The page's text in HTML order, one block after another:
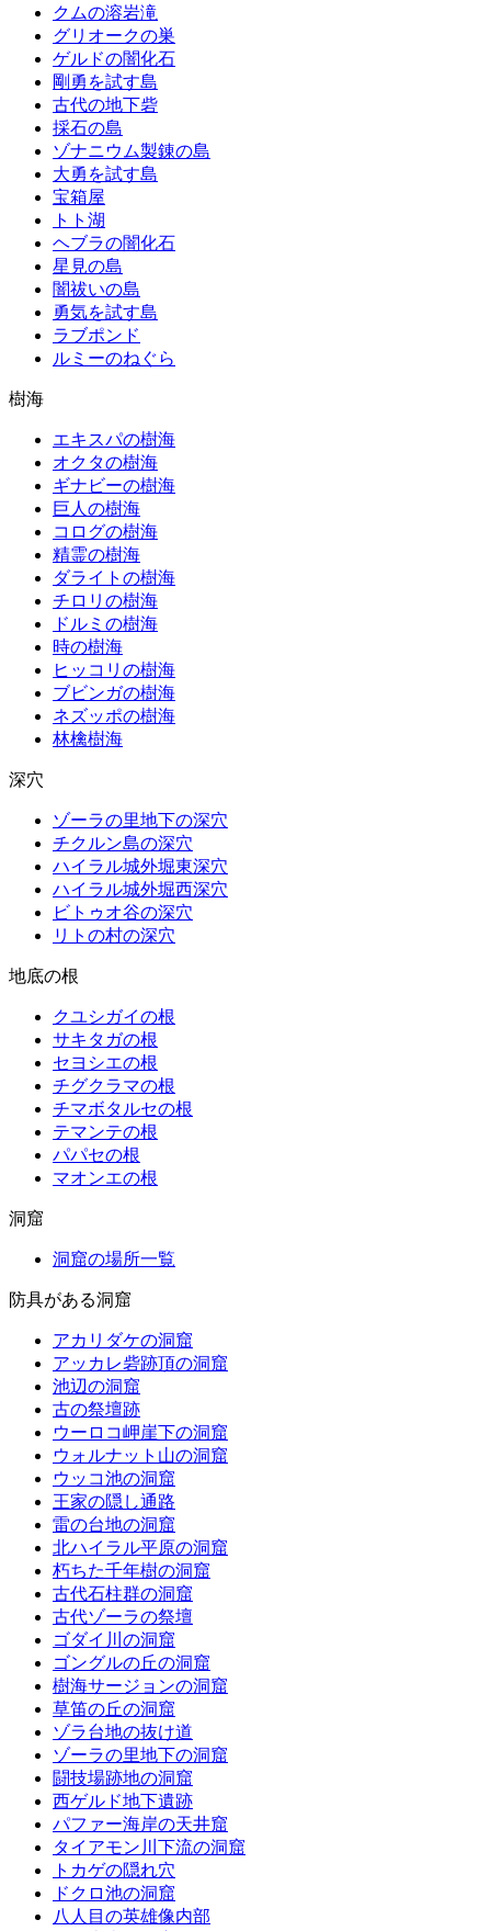
クムの溶岩滝
グリオークの巣
ゲルドの闇化石
剛勇を試す島
古代の地下砦
採石の島
ゾナニウム製錬の島
大勇を試す島
宝箱屋
トト湖
ヘブラの闇化石
星見の島
闇祓いの島
勇気を試す島
ラブポンド
ルミーのねぐら
樹海
エキスパの樹海
オクタの樹海
ギナビーの樹海
巨人の樹海
コログの樹海
精霊の樹海
ダライトの樹海
チロリの樹海
ドルミの樹海
時の樹海
ヒッコリの樹海
ブビンガの樹海
ネズッポの樹海
林檎樹海
深穴
ゾーラの里地下の深穴
チクルン島の深穴
ハイラル城外堀東深穴
ハイラル城外堀西深穴
ビトゥオ谷の深穴
リトの村の深穴
地底の根
クユシガイの根
サキタガの根
セヨシエの根
チグクラマの根
チマボタルセの根
テマンテの根
パパセの根
マオンエの根
洞窟
洞窟の場所一覧
防具がある洞窟
アカリダケの洞窟
アッカレ砦跡頂の洞窟
池辺の洞窟
古の祭壇跡
ウーロコ岬崖下の洞窟
ウォルナット山の洞窟
ウッコ池の洞窟
王家の隠し通路
雷の台地の洞窟
北ハイラル平原の洞窟
朽ちた千年樹の洞窟
古代石柱群の洞窟
古代ゾーラの祭壇
ゴダイ川の洞窟
ゴングルの丘の洞窟
樹海サージョンの洞窟
草笛の丘の洞窟
ゾラ台地の抜け道
ゾーラの里地下の洞窟
闘技場跡地の洞窟
西ゲルド地下遺跡
パファー海岸の天井窟
タイアモン川下流の洞窟
トカゲの隠れ穴
ドクロ池の洞窟
八人目の英雄像内部